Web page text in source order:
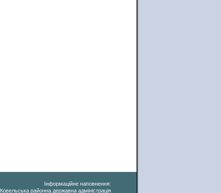
Інформаційне наповнення:
Ковельська районна державна адміністрація